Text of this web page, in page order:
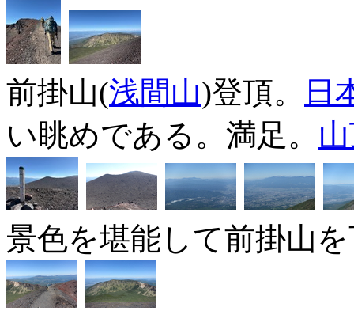
前掛山(浅間山)登頂。
日
い眺めである。満足。
景色を堪能して前掛山